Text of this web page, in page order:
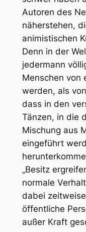
Autoren des
näherstehen,
animistischen
Denn in der
jedermann
Menschen von
werden, als
dass in den
Tänzen, in die
Mischung aus
eingeführt
„Besitz
normale
dabei
öffentliche
außer Kraft